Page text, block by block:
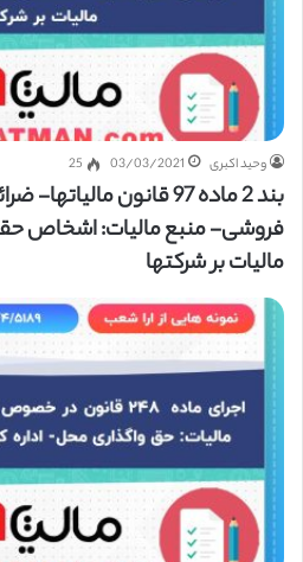
وحید اکبری 03/03/2021
25
بند 2 ماده 97 قانون
فروشی- منبع مالیات: اشخاص
مالیات بر شرکتها